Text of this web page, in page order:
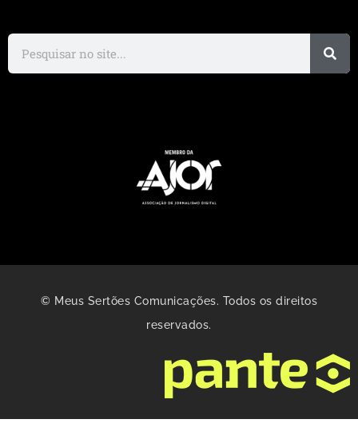
© Meus Sertões Comunicações. Todos os direitos
reservados.